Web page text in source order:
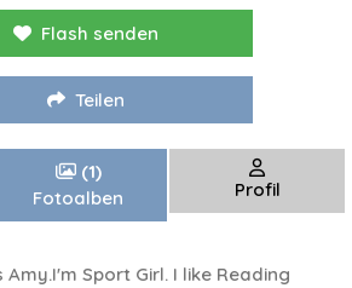
Flash senden
Teilen
(1)
Fotoalben
Profil
Amy.I'm Sport Girl. I like Reading